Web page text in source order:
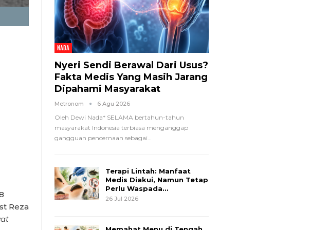
Reza
NADA
Nyeri Sendi Berawal Dari Usus?
Fakta Medis Yang Masih Jarang
Dipahami Masyarakat
Metronom 6 Agu 2026
Oleh Dewi Nada* SELAMA bertahun-tahun
masyarakat Indonesia terbiasa menganggap
gangguan pencernaan sebagai…
Terapi Lintah: Manfaat
Medis Diakui, Namun Tetap
Perlu Waspada…
26 Jul 2026